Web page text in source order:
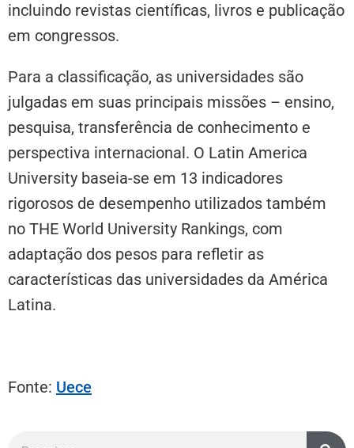
incluindo revistas científicas, livros e publicação
em congressos.
Para a classificação, as universidades são
julgadas em suas principais missões – ensino,
pesquisa, transferência de conhecimento e
perspectiva internacional. O Latin America
University baseia-se em 13 indicadores
rigorosos de desempenho utilizados também
no THE World University Rankings, com
adaptação dos pesos para refletir as
características das universidades da América
Latina.
Fonte: Uece